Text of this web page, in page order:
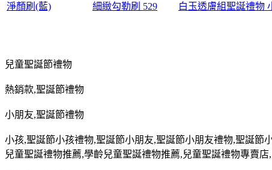
淨顏刷(藍) 細緻勾勒刷 529 白玉透膚組聖誕禮物
兒童聖誕節禮物
熱銷款,聖誕節禮物
小朋友,聖誕節禮物
小孩,聖誕節小孩禮物,聖誕節小朋友,聖誕節小朋友禮物,聖誕節
兒童聖誕禮物推薦,學齡兒童聖誕禮物推薦,兒童聖誕禮物專賣店,